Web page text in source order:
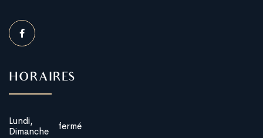
HORAIRES
Lundi,
Dimanche
fermé